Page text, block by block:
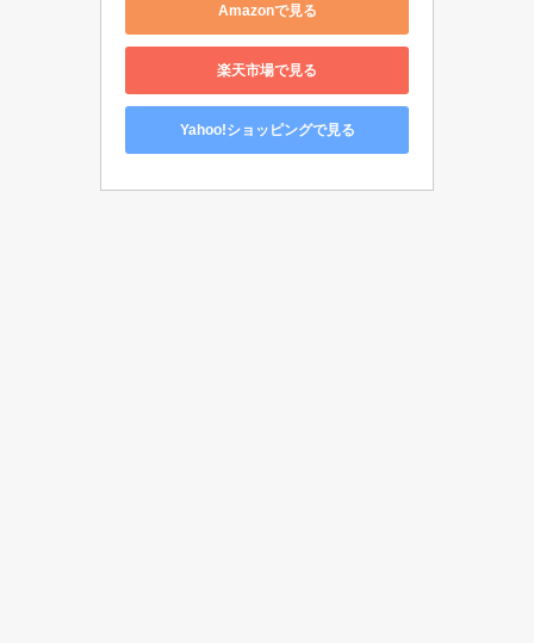
Amazonで見る
楽天市場で見る
Yahoo!ショッピングで見る